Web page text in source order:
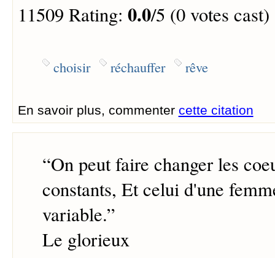
11509 Rating: 0.0/5 (0 votes cast)
choisir réchauffer rêve
En savoir plus, commenter cette citation
“On peut faire changer les
constants, Et celui d'une
variable.”
Le glorieux